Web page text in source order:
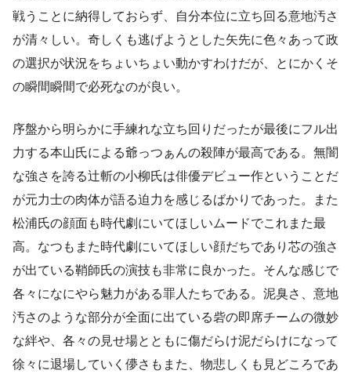
戦うことに納得しておらず、自分本位に立ち回る意地汚さ
が清々しい。奇しくも逃げようとした矢先に色々あって政
の選択が状況をちょいちょい動かすわけだが、とにかくそ
の瞬間瞬間で必死なのが良い。
序盤から明らかに手練れな立ち回りだったが最後にフル出
力する本山氏による爺っつぁんの殺陣が最高である。無闇
な強さを誇る辻斬の小柳氏は俳優デビュー作ということだ
が元力士の肉体が語る迫力を感じるばかりであった。また
松浦氏の顔面も時代劇にいてほしいムードでこれまた最
高。なつもまた時代劇にいてほしい顔だちであり芯の強さ
が出ている鞘師氏の演技も非常に良かった。そんな感じで
各々になにやら魅力がある罪人たちである。泥臭さ、意地
汚さのような部分が全面に出ている砦の即席チームの微妙
な絆や、各々の見せ場とともに傷だらけ泥だらけになって
徐々に退場していく儚さもまた、物悲しくも見どころであ